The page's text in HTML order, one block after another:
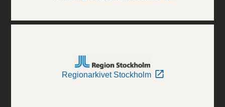
Regionarkivet Stockholm